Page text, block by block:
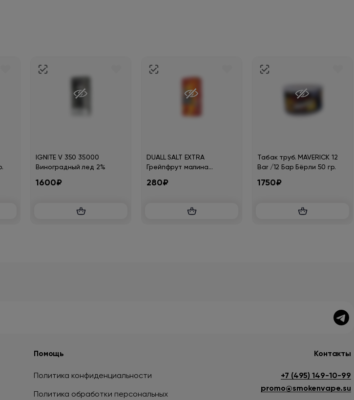
IGNITE V 350 35000
Виноградный лед 2%
1600₽
DUALL SALT EXTRA
Грейпфрут малина
280₽
Табак труб. MAVERICK 12
Bar /12 Бар Бёрли 50 гр.
1750₽
Помощь
Политика конфиденциальности
Политика обработки персональных
Контакты
+7 (495) 149-10-99
promo@smokenvape.su